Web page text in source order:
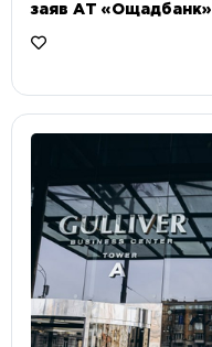
заяв АТ «Ощадбанк»